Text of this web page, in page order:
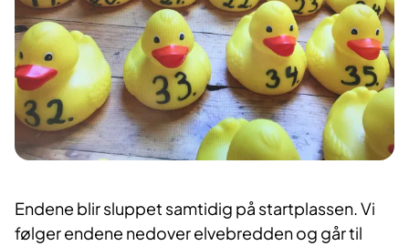
Endene blir sluppet samtidig på startplassen. Vi
følger endene nedover elvebredden og går til